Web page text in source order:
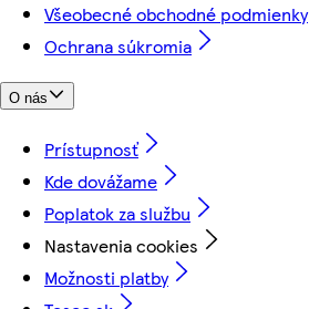
Všeobecné obchodné podmienky
Ochrana súkromia
O nás
Prístupnosť
Kde dovážame
Poplatok za službu
Nastavenia cookies
Možnosti platby